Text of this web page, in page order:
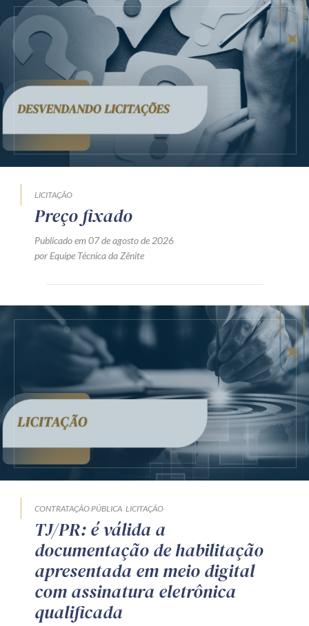
LICITAÇÃO
Preço fixado
Publicado em 07 de agosto de 2026
por Equipe Técnica da Zênite
CONTRATAÇÃO PÚBLICA LICITAÇÃO
TJ/PR: é válida a
documentação de habilitação
apresentada em meio digital
com assinatura eletrônica
qualificada